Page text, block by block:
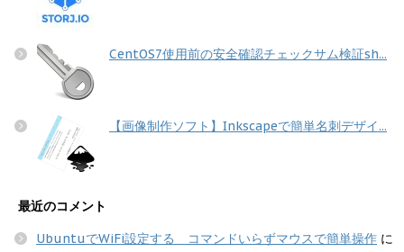
CentOS7使用前の安全確認チェックサム検証sh...
【画像制作ソフト】Inkscapeで簡単名刺デザイ...
最近のコメント
UbuntuでWiFi設定する コマンドいらずマウスで簡単操作 に